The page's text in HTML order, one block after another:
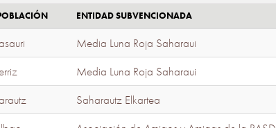
ENTIDAD SUBVENCIONADA
Media Luna Roja Saharaui
Media Luna Roja Saharaui
Saharautz Elkartea